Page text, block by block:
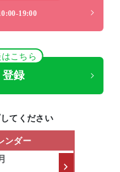
19:00
こちら
録
てください
ンダー